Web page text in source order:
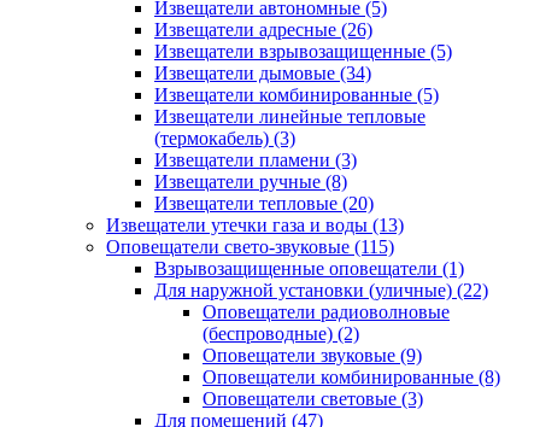
Извещатели автономные (5)
Извещатели адресные (26)
Извещатели взрывозащищенные (5)
Извещатели дымовые (34)
Извещатели комбинированные (5)
Извещатели линейные тепловые
(термокабель) (3)
Извещатели пламени (3)
Извещатели ручные (8)
Извещатели тепловые (20)
Извещатели утечки газа и воды (13)
Оповещатели свето-звуковые (115)
Взрывозащищенные оповещатели (1)
Для наружной установки (уличные) (22)
Оповещатели радиоволновые
(беспроводные) (2)
Оповещатели звуковые (9)
Оповещатели комбинированные (8)
Оповещатели световые (3)
Для помещений (47)